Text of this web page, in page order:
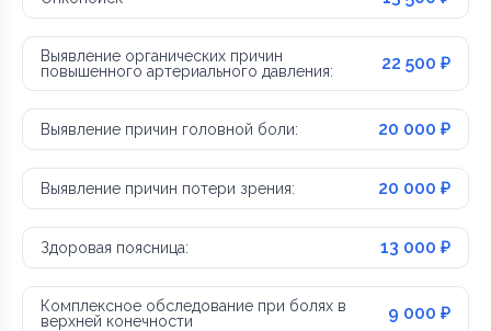
Выявление органических причин
повышенного артериального давления:
22 500 ₽
Выявление причин головной боли: 20 000 ₽
Выявление причин потери зрения: 20 000 ₽
Здоровая поясница: 13 000 ₽
Комплексное обследование при болях в
верхней конечности
9 000 ₽